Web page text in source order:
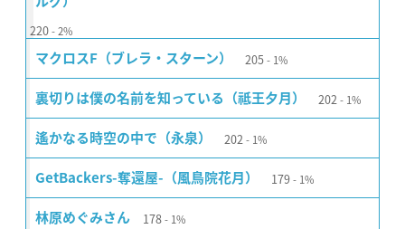
220 2%
マクロスF（ブレラ・スターン） 205 1%
裏切りは僕の名前を知っている（祗王夕月） 202 1%
遙かなる時空の中で（永泉） 202 1%
GetBackers-奪還屋-（風鳥院花月） 179 1%
林原めぐみさん 178 1%